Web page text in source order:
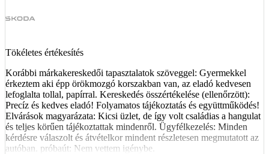
Tökéletes értékesítés
Korábbi márkakereskedői tapasztalatok szöveggel: Gyermekkel
érkeztem aki épp örökmozgó korszakban van, az eladó kedvesen
lefoglalta tollal, papírral. Kereskedés összértékelése (ellenőrzött):
Precíz és kedves eladó! Folyamatos tájékoztatás és együttműködés!
Elvárások magyarázata: Kicsi üzlet, de így volt családias a hangulat
és teljes körűen tájékoztattak mindenről. Ügyfélkezelés: Minden
kérdésre válaszolt és átvételkor mindent részletesen megmutatott az
autóban. próbaút: Nem vettem igénybe.